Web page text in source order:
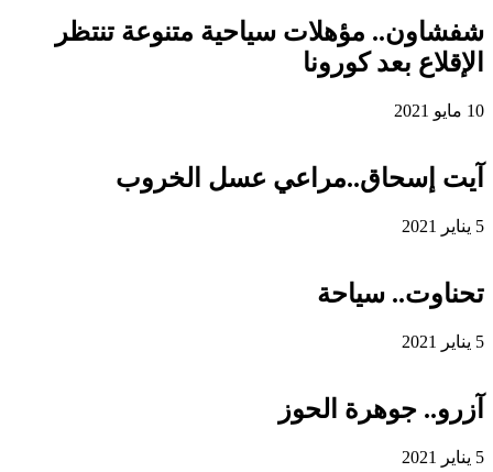
شفشاون.. مؤهلات سياحية متنوعة تنتظر
الإقلاع بعد كورونا
10 مايو 2021
آيت إسحاق..مراعي عسل الخروب
5 يناير 2021
تحناوت.. سياحة
5 يناير 2021
آزرو.. جوهرة الحوز
5 يناير 2021